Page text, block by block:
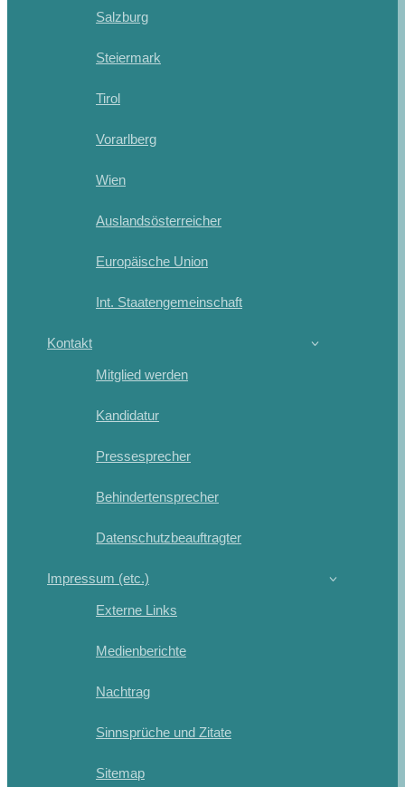
Salzburg
Steiermark
Tirol
Vorarlberg
Wien
Auslandsösterreicher
Europäische Union
Int. Staatengemeinschaft
Kontakt
Mitglied werden
Kandidatur
Pressesprecher
Behindertensprecher
Datenschutzbeauftragter
Impressum (etc.)
Externe Links
Medienberichte
Nachtrag
Sinnsprüche und Zitate
Sitemap